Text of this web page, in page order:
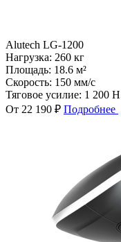
Alutech LG-1200
Нагрузка: 260 кг
Площадь: 18.6 м²
Скорость: 150 мм/с
Тяговое усилие: 1 200 Н
От 22 190 ₽ Подробнее